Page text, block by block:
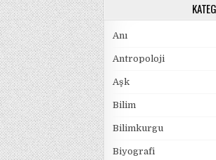
Anı
Antropoloji
Aşk
Bilim
Bilimkurgu
Biyografi